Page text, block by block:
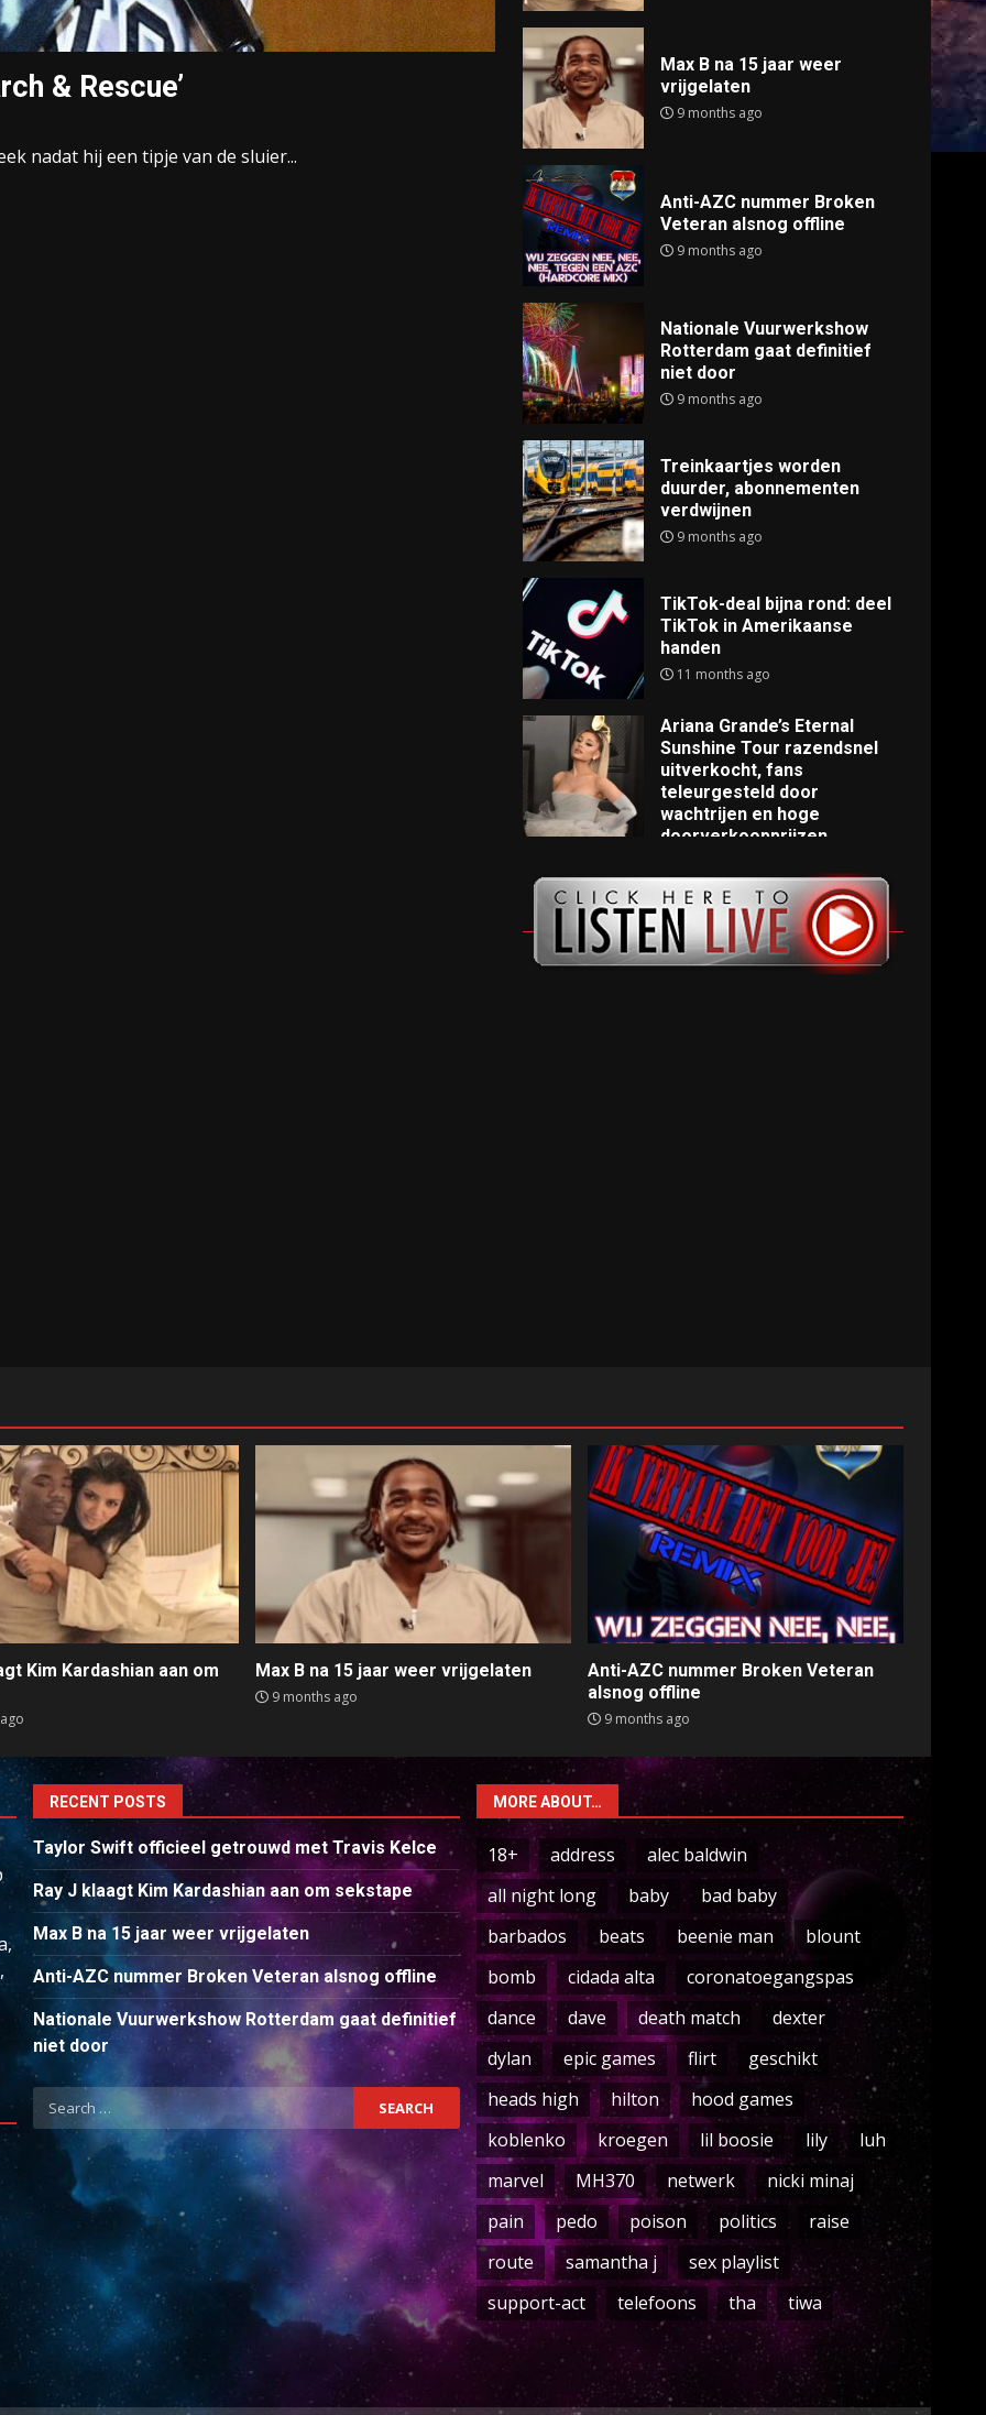
& Rescue’
nadat hij een tipje van de sluier...
Max B na 15 jaar weer
vrijgelaten
9 months ago
Anti-AZC nummer Broken
Veteran alsnog offline
9 months ago
Nationale Vuurwerkshow
Rotterdam gaat definitief
niet door
9 months ago
Treinkaartjes worden
duurder, abonnementen
verdwijnen
9 months ago
TikTok-deal bijna rond: deel
TikTok in Amerikaanse
handen
11 months ago
Ariana Grande’s Eternal
Sunshine Tour razendsnel
uitverkocht, fans
teleurgesteld door
wachtrijen en hoge
doorverkoopprijzen
Kim Kardashian aan om
Max B na 15 jaar weer vrijgelaten
9 months ago
Anti-AZC nummer Broken Veteran
alsnog offline
9 months ago
RECENT POSTS
Taylor Swift officieel getrouwd met Travis Kelce
Ray J klaagt Kim Kardashian aan om sekstape
Max B na 15 jaar weer vrijgelaten
Anti-AZC nummer Broken Veteran alsnog offline
Nationale Vuurwerkshow Rotterdam gaat definitief
niet door
Search
for:
MORE ABOUT…
18+ address
alec baldwin
all night long
baby
bad baby
barbados
beats beenie man
blount
bomb
cidada alta
coronatoegangspas
dance
dave death match
dexter
dylan
epic games flirt
geschikt
heads high
hilton
hood games
koblenko
kroegen lil boosie lily
luh
marvel
MH370 netwerk
nicki minaj
pain
pedo poison politics
raise
route
samantha j
sex playlist
support-act
telefoons tha tiwa